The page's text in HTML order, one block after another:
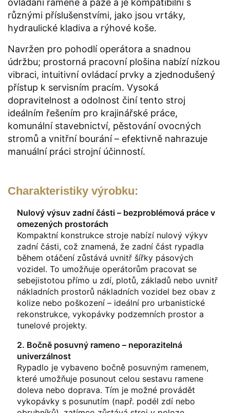
různými příslušenstvími, jako jsou vrtáky,
hydraulické kladiva a rýhové koše.
Navržen pro pohodlí operátora a snadnou
údržbu; prostorná pracovní plošina nabízí nízkou
vibraci, intuitivní ovládací prvky a zjednodušený
přístup k servisním pracím. Vysoká
dopravitelnost a odolnost činí tento stroj
ideálním řešením pro krajinářské práce,
komunální stavebnictví, pěstování ovocných
stromů a vnitřní bourání – efektivně nahrazuje
manuální práci strojní účinností.
Charakteristiky výrobku:
Nulový výsuv zadní části – bezproblémová práce v
omezených prostorách
Kompaktní konstrukce stroje nabízí nulový výkyv
zadní části, což znamená, že zadní část rypadla
během otáčení zůstává uvnitř šířky pásových
vozidel. To umožňuje operátorům pracovat se
sebejistotou přímo u zdí, plotů, základů nebo uvnitř
nákladních prostorů nákladních vozidel bez obav z
kolize nebo poškození – ideální pro urbanistické
rekonstrukce, vykopávky podzemních prostor a
tunelové projekty.
2. Bočně posuvný rameno – neporazitelná
univerzálnost
Rypadlo je vybaveno bočně posuvným ramenem,
které umožňuje posunout celou sestavu ramene
doleva nebo doprava. Tím je možné provádět
vykopávky s posunutím (např. podél zdí nebo